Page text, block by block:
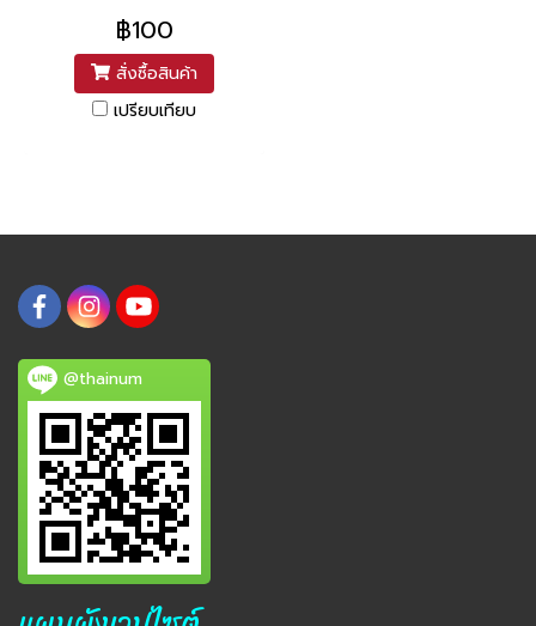
฿100
สั่งซื้อสินค้า
เปรียบเทียบ
@thainum